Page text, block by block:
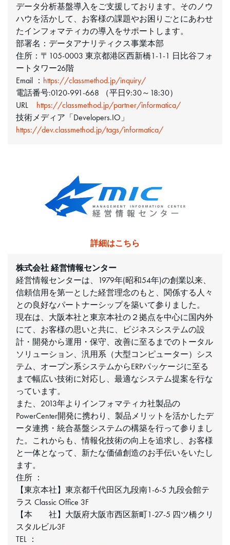
データ分析基盤導入をご支援しております。そのノウ
ハウを活かして、お客様の課題やお困りごとにあわせ
たインフォマティカの導入をサポートします。
部署名：データアナリティクス事業本部
住所：〒105-0003 東京都港区西新橋1-1-1 日比谷フォ
ートタワー26階
Email ： https://classmethod.jp/inquiry/
電話番号:0120-991-668 （平日9:30～18:30）
URL https://classmethod.jp/partner/informatica/
技術メディア「Developers.IO」
https://dev.classmethod.jp/tags/informatica/
詳細はこちら
株式会社 経営情報センター
経営情報センターは、1979年(昭和54年)の創業以来、
信頼信用を第一とした経営理念のもと、関係する人々
との良好なパートナーシップを築いて参りました。
現在は、大阪本社と東京本社の２拠点を中心に国内外
にて、お客様の思いと共に、ビジネスシステムの設
計・開発から運用・保守、改善に至るまでのトータル
ソリューション、汎用系（大型コンピューター）シス
テム、オープン系システムからERPパッケージに至る
まで幅広い技術に対応し、最適なシステム提案を行な
っています。
また、2013年よりインフォマティカ社製品の
PowerCenter開発に携わり、製品メリットを活かしたデ
ータ連携・統合基盤システムの構築を行って参りまし
た。これからも、情報化技術の向上を追求し、お客様
と一体となって、新たな価値創造のお手伝いをいたし
ます。
住所 ：
【東京本社】東京都千代田区九段南1-6-5 九段会館テ
ラス Classic Office 3F
【本 社】大阪府大阪市西区新町1-27-5 四ツ橋クリ
スタルビル3F
TEL ：